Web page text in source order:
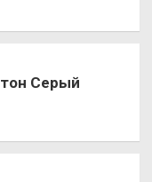
Серый